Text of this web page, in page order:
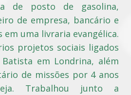
de posto de gasolina,
de empresa, bancário e
em uma livraria evangélica.
projetos sociais ligados
em Londrina, além
de missões por 4 anos
Trabalhou junto a